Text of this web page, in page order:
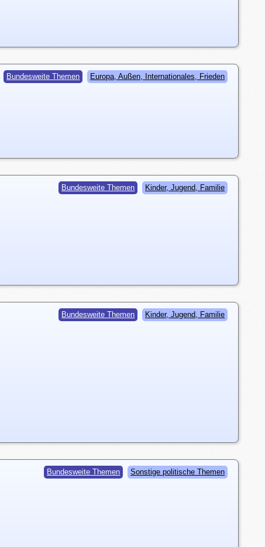
Bundesweite Themen Europa, Außen, Internationales, Frieden
Bundesweite Themen Kinder, Jugend, Familie
Bundesweite Themen Kinder, Jugend, Familie
Bundesweite Themen Sonstige politische Themen